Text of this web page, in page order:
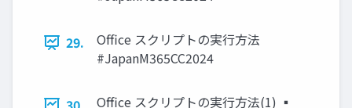
29.
Office スクリプトの実行方法
#JapanM365CC2024
Office スクリプトの実行方法(1) ▪